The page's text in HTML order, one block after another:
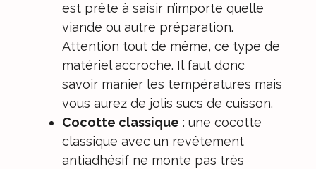
est prête à saisir n’importe quelle
viande ou autre préparation.
Attention tout de même, ce type de
matériel accroche. Il faut donc
savoir manier les températures mais
vous aurez de jolis sucs de cuisson.
Cocotte classique : une cocotte
classique avec un revêtement
antiadhésif ne monte pas très